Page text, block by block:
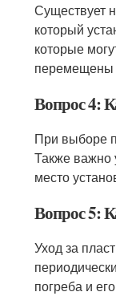
Существует
который
которые
Вопрос 4:
При выборе
Также важно
место
Вопрос 5:
Уход за
погреба и